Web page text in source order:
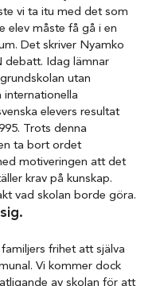
vi ta itu med det som
elev måste få gå i en
Det skriver Nyamko
debatt. Idag lämnar
utan
internationella
elevers resultat
Trots denna
ta bort ordet
motiveringen att det
krav på kunskap.
vad skolan borde göra.
frihet att själva
Vi kommer dock
av skolan för att